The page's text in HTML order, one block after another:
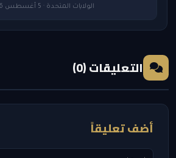
الولايات المتحدة · 5 أغسطس 2026 — 10:35 AM
التعليقات (0)
أضف تعليقاً